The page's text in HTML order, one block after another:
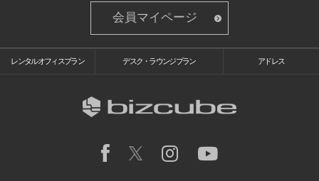
会員マイページ
レンタルオフィスプラン デスク・ラウンジプラン アドレス